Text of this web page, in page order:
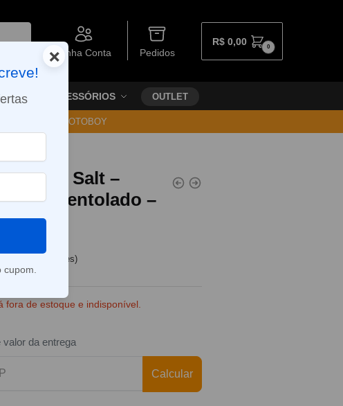
Minha Conta Pedidos
R$ 0,00 0
ACESSÓRIOS OUTLET
15:30 VIA MOTOBOY
100
100 Salt –
Pom Mentolado –
de clientes)
fora de estoque e indisponível.
da entrega
Calcular
×
cupom.